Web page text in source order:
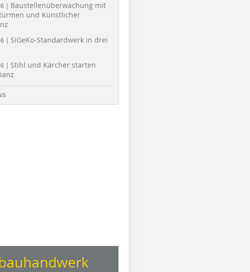
| Baustellenüberwachung mit
und Künstlicher
| SiGeKo-Standardwerk in drei
| Stihl und Kärcher starten